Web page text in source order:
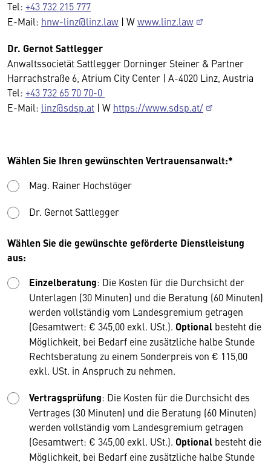
Tel: +43 732 215 777
E-Mail: hnw-linz@linz.law | Wwww.linz.law
Dr. Gernot Sattlegger
Anwaltssocietät Sattlegger Dorninger Steiner & Partner
Harrachstraße 6, Atrium City Center | A-4020 Linz, Austria
Tel: +43 732 65 70 70-0
E-Mail: linz@sdsp.at | W https://www.sdsp.at/
Wählen Sie Ihren gewünschten Vertrauensanwalt:*
Mag. Rainer Hochstöger
Dr. Gernot Sattlegger
Wählen Sie die gewünschte geförderte Dienstleistung
aus:
Einzelberatung: Die Kosten für die Durchsicht der
Unterlagen (30 Minuten) und die Beratung (60 Minuten)
werden vollständig vom Landesgremium getragen
(Gesamtwert: € 345,00 exkl. USt.). Optional besteht die
Möglichkeit, bei Bedarf eine zusätzliche halbe Stunde
Rechtsberatung zu einem Sonderpreis von € 115,00
exkl. USt. in Anspruch zu nehmen.
Vertragsprüfung: Die Kosten für die Durchsicht des
Vertrages (30 Minuten) und die Beratung (60 Minuten)
werden vollständig vom Landesgremium getragen
(Gesamtwert: € 345,00 exkl. USt.). Optional besteht die
Möglichkeit, bei Bedarf eine zusätzliche halbe Stunde